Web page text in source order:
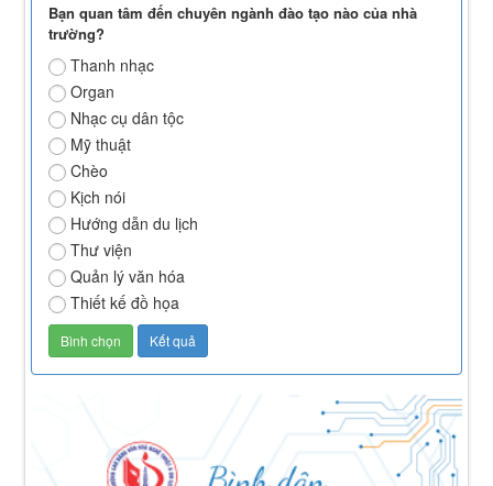
Bạn quan tâm đến chuyên ngành đào tạo nào của nhà
trường?
Thanh nhạc
Organ
Nhạc cụ dân tộc
Mỹ thuật
Chèo
Kịch nói
Hướng dẫn du lịch
Thư viện
Quản lý văn hóa
Thiết kế đồ họa